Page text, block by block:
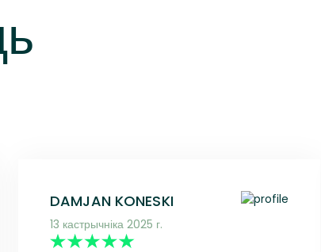
DAMJAN KONESKI
13 кастрычніка 2025 г.